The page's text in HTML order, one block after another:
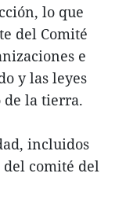
lo que
del Comité
e
y las leyes
de la tierra.
incluidos
del comité del